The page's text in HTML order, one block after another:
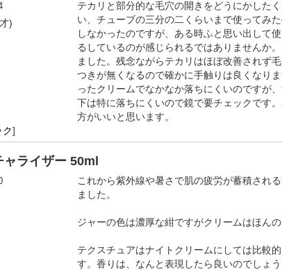
)
テカリと部分的な毛穴の開きをどうにかした
い、チューブの三分の二くらいまで使ってみ
しなかったのですが、ある時ふと思い出して
るしているのが感じられるではありませんか
ました。残念ながらテカリはほぼ改善されず
つきが無くなるので確かに手触りは良くなり
ったクリームでなかなか落ちにくいのですが
下は特に落ちにくいので鏡で要チェックです
方がいいと思います。
]
ャライザー 50ml
これから紫外線や暑さで肌の疲労が蓄積され
ました。
ジャーの色は濃厚な紺ですがクリームはほんの
テクスチュアはナイトクリームにしては比較
す。香りは、なんと表現したら良いのでしょ